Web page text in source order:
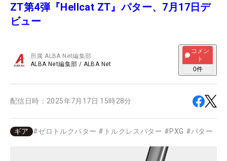
ZT第4弾『Hellcat ZT』パター、7月17日デ
ビュー
所属ALBA Net編集部
ALBA Net編集部 / ALBA Net
コメン
ト
0件
配信日時： 2025年7月17日 15時28分
ギア #ゼロトルクパター # トルクレスパター #PXG #パター